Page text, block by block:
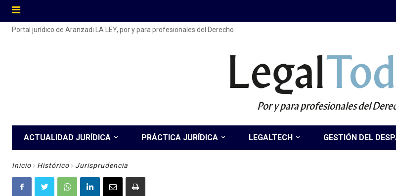
Portal jurídico de Aranzadi LA LEY, por y para profesionales del Derecho
Legal
Por y para profesionales del
ACTUALIDAD JURÍDICA PRÁCTICA JURÍDICA LEGALTECH GESTIÓN DEL
Inicio Histórico Jurisprudencia